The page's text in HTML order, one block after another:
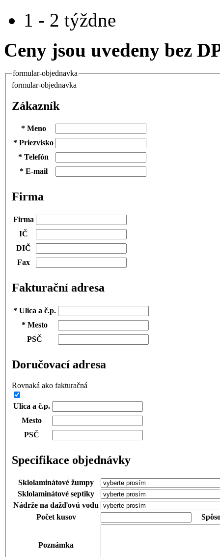
1 - 2 týždne
Ceny jsou uvedeny bez
formular-objednavka
formular-objednavka
Zákazník
*Meno
* Priezvisko
* Telefón
*E-mail
Firma
Firma
IČ
DIČ
Fax
Fakturační adresa
* Ulica a č.p.
* Mesto
PSČ
Doručovací adresa
Rovnaká ako fakturačná
Ulica a č.p.
Mesto
PSČ
Specifikace objednávky
Sklolaminátové žumpy
Sklolaminátové septiky
Nádrže na dažďovú vodu
Počet kusov
Poznámka